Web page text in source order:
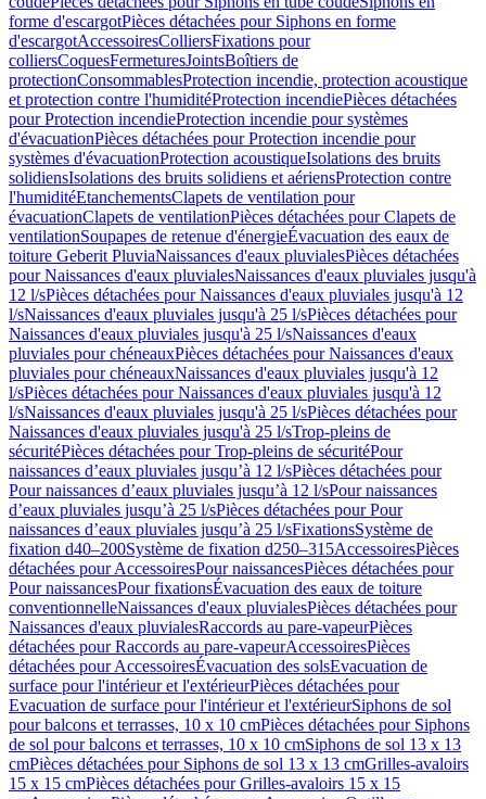
forme d'escargotPièces détachées pour Siphons en forme
d'escargotAccessoiresColliersFixations pour
colliersCoquesFermeturesJointsBoîtiers de
protectionConsommablesProtection incendie, protection acoustique
et protection contre l'humiditéProtection incendiePièces détachées
pour Protection incendieProtection incendie pour systèmes
d'évacuationPièces détachées pour Protection incendie pour
systèmes d'évacuationProtection acoustiqueIsolations des bruits
solidiensIsolations des bruits solidiens et aériensProtection contre
l'humiditéEtanchementsClapets de ventilation pour
évacuationClapets de ventilationPièces détachées pour Clapets de
ventilationSoupapes de retenue d'énergieÉvacuation des eaux de
toiture Geberit PluviaNaissances d'eaux pluvialesPièces détachées
pour Naissances d'eaux pluvialesNaissances d'eaux pluviales jusqu'à
12 l/sPièces détachées pour Naissances d'eaux pluviales jusqu'à 12
l/sNaissances d'eaux pluviales jusqu'à 25 l/sPièces détachées pour
Naissances d'eaux pluviales jusqu'à 25 l/sNaissances d'eaux
pluviales pour chéneauxPièces détachées pour Naissances d'eaux
pluviales pour chéneauxNaissances d'eaux pluviales jusqu'à 12
l/sPièces détachées pour Naissances d'eaux pluviales jusqu'à 12
l/sNaissances d'eaux pluviales jusqu'à 25 l/sPièces détachées pour
Naissances d'eaux pluviales jusqu'à 25 l/sTrop-pleins de
sécuritéPièces détachées pour Trop-pleins de sécuritéPour
naissances d’eaux pluviales jusqu’à 12 l/sPièces détachées pour
Pour naissances d’eaux pluviales jusqu’à 12 l/sPour naissances
d’eaux pluviales jusqu’à 25 l/sPièces détachées pour Pour
naissances d’eaux pluviales jusqu’à 25 l/sFixationsSystème de
fixation d40–200Système de fixation d250–315AccessoiresPièces
détachées pour AccessoiresPour naissancesPièces détachées pour
Pour naissancesPour fixationsÉvacuation des eaux de toiture
conventionnelleNaissances d'eaux pluvialesPièces détachées pour
Naissances d'eaux pluvialesRaccords au pare-vapeurPièces
détachées pour Raccords au pare-vapeurAccessoiresPièces
détachées pour AccessoiresÉvacuation des solsEvacuation de
surface pour l'intérieur et l'extérieurPièces détachées pour
Evacuation de surface pour l'intérieur et l'extérieurSiphons de sol
pour balcons et terrasses, 10 x 10 cmPièces détachées pour Siphons
de sol pour balcons et terrasses, 10 x 10 cmSiphons de sol 13 x 13
cmPièces détachées pour Siphons de sol 13 x 13 cmGrilles-avaloirs
15 x 15 cmPièces détachées pour Grilles-avaloirs 15 x 15